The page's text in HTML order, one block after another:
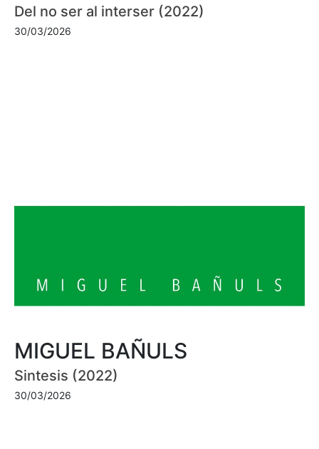
Del no ser al interser (2022)
30/03/2026
MIGUEL BAÑULS
Sintesis (2022)
30/03/2026